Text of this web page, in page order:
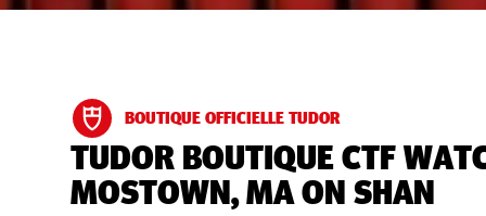
BOUTIQUE OFFICIELLE TUDOR
‭TUDOR BOUTIQUE CTF
MOSTOWN, MA ON SHAN‬